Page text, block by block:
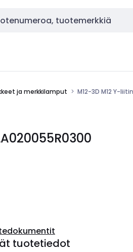
ja merkkilamput M12-3D M12 Y-
tuotetiedot